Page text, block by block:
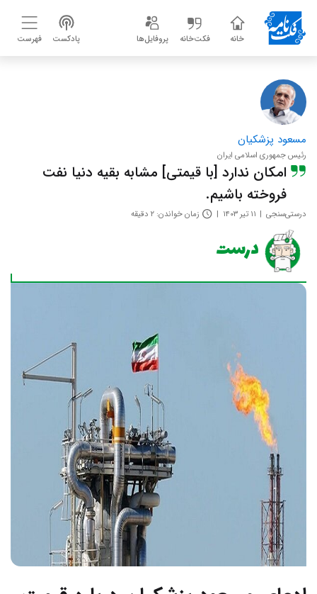
خانه فکت‌خانه پروفایل‌ها پادکست فهرست
مسعود پزشکیان
رئیس جمهوری اسلامی ایران
امکان ندارد [با قیمتی] مشابه بقیه دنیا نفت
فروخته باشیم.
درستی‌سنجی ۱۱ تیر ۱۴۰۳ زمان خواندن: ۲ دقیقه
درست